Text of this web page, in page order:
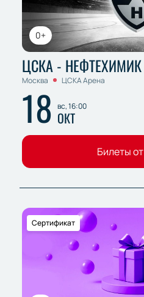
0+
ЦСКА - НЕФТЕХИМИК
Москва ЦСКА Арена
18 вс, 16:00
ОКТ
Билеты от
Сертификат